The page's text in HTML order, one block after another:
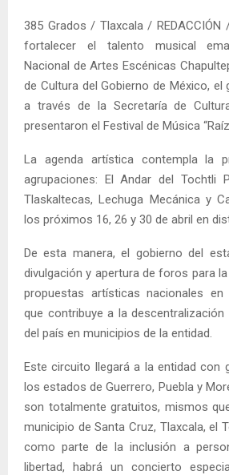
385 Grados / Tlaxcala / REDACCIÓN
fortalecer el talento musical
Nacional de Artes Escénicas
de Cultura del Gobierno de México, el
a través de la Secretaría de
presentaron el Festival de Música “Raíz
La agenda artística contempla la
agrupaciones: El Andar del Tochtli
Tlaskaltecas, Lechuga Mecánica y
los próximos 16, 26 y 30 de abril en
De esta manera, el gobierno del
divulgación y apertura de foros para
propuestas artísticas nacionales en
que contribuye a la
del país en municipios de la entidad.
Este circuito llegará a la entidad con
los estados de Guerrero, Puebla y
son totalmente gratuitos, mismos
municipio de Santa Cruz, Tlaxcala, el
como parte de la inclusión a
libertad, habrá un concierto